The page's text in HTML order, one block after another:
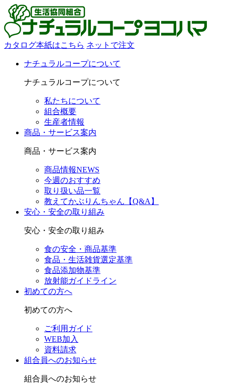
カタログ本紙はこちら ネットで注文
ナチュラルコープについて
ナチュラルコープについて
私たちについて
組合概要
生産者情報
商品・サービス案内
商品・サービス案内
商品情報NEWS
今週のおすすめ
取り扱い品一覧
教えてかぶりんちゃん【Q&A】
安心・安全の取り組み
安心・安全の取り組み
食の安全・商品基準
食品・生活雑貨選定基準
食品添加物基準
放射能ガイドライン
初めての方へ
初めての方へ
ご利用ガイド
WEB加入
資料請求
組合員へのお知らせ
組合員へのお知らせ